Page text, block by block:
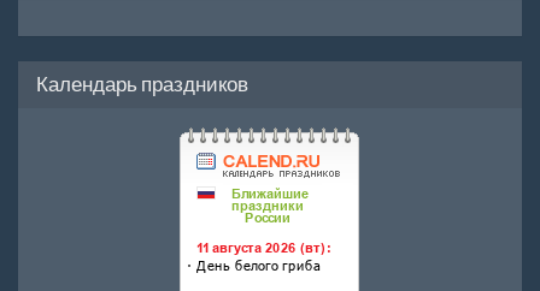
Календарь праздников